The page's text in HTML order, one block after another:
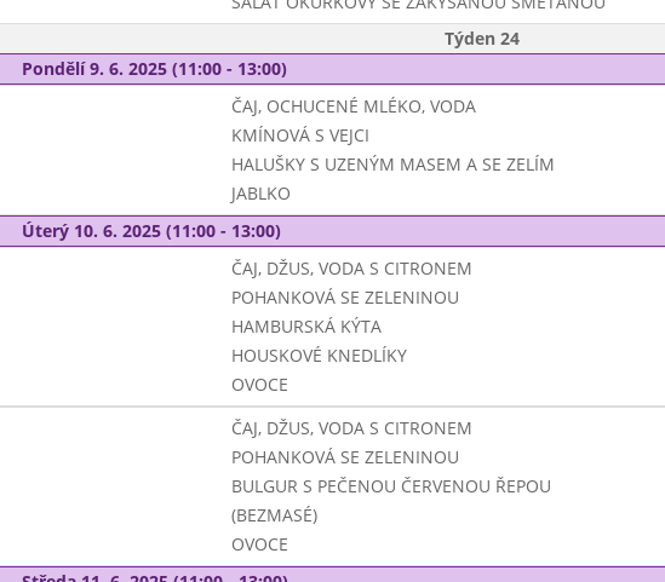
Týden 24
Pondělí 9. 6. 2025 (11:00 - 13:00)
ČAJ, OCHUCENÉ MLÉKO, VODA
KMÍNOVÁ S VEJCI
HALUŠKY S UZENÝM MASEM A SE ZELÍM
JABLKO
Úterý 10. 6. 2025 (11:00 - 13:00)
ČAJ, DŽUS, VODA S CITRONEM
POHANKOVÁ SE ZELENINOU
HAMBURSKÁ KÝTA
HOUSKOVÉ KNEDLÍKY
OVOCE
ČAJ, DŽUS, VODA S CITRONEM
POHANKOVÁ SE ZELENINOU
BULGUR S PEČENOU ČERVENOU ŘEPOU
(BEZMASÉ)
OVOCE